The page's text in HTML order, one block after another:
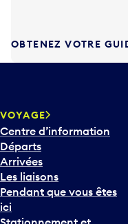
r
u
c
h
e
F
l
c
OBTENEZ VOTRE
VOYAGE
Centre d’information
Départs
Arrivées
Les liaisons
Pendant que vous êtes
ici